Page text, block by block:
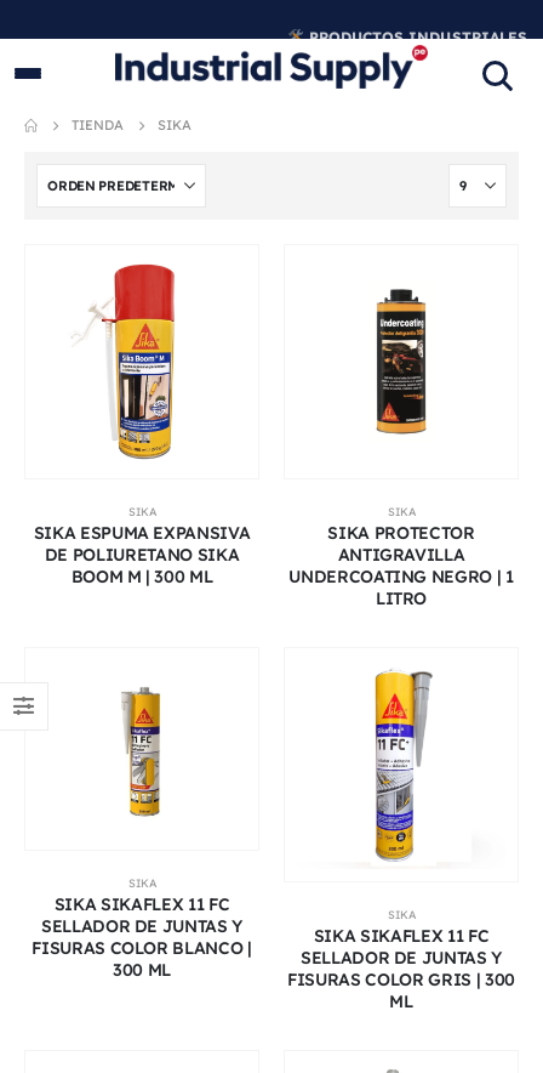
ORIGINALES
TIENDA SIKA
SIKA
SIKA ESPUMA EXPANSIVA
DE POLIURETANO SIKA
BOOM M | 300 ML
SIKA
SIKA PROTECTOR
ANTIGRAVILLA
UNDERCOATING NEGRO | 1
LITRO
SIKA
SIKA SIKAFLEX 11 FC
SELLADOR DE JUNTAS Y
FISURAS COLOR BLANCO |
300 ML
SIKA
SIKA SIKAFLEX 11 FC
SELLADOR DE JUNTAS Y
FISURAS COLOR GRIS | 300
ML